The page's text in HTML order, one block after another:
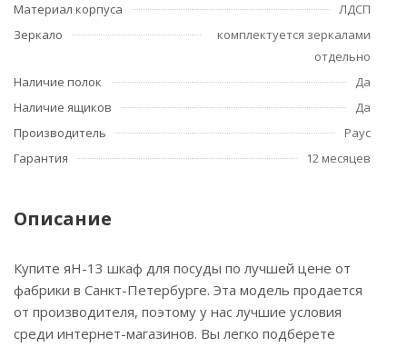
Материал корпуса
ЛДСП
Зеркало
комплектуется зеркалами
отдельно
Наличие полок
Да
Наличие ящиков
Да
Производитель
Раус
Гарантия
12 месяцев
Описание
Купите яН-13 шкаф для посуды по лучшей цене от
фабрики в Санкт-Петербурге. Эта модель продается
от производителя, поэтому у нас лучшие условия
среди интернет-магазинов. Вы легко подберете